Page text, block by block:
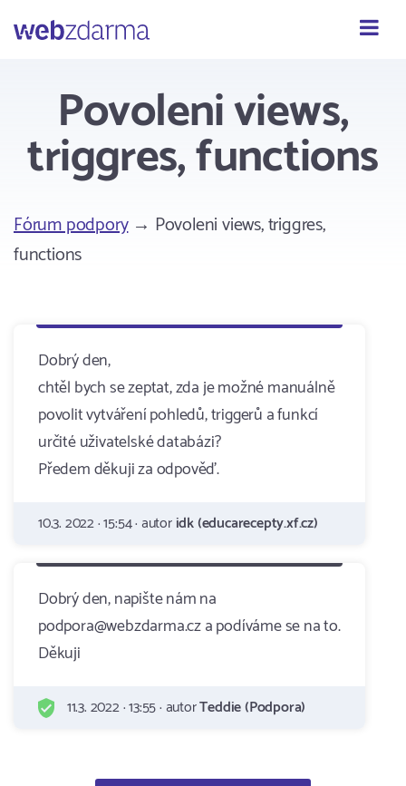
Webzdarma
Povoleni views,
triggres, functions
Fórum podpory→ Povoleni views, triggres,
functions
Dobrý den,
chtěl bych se zeptat, zda je možné manuálně
povolit vytváření pohledů, triggerů a funkcí
určité uživatelské databázi?
Předem děkuji za odpověď.
10.3. 2022 · 15:54 · autoridk (educarecepty.xf.cz)
Dobrý den, napište nám na
podpora@webzdarma.cz a podíváme se na to.
Děkuji
11.3. 2022 · 13:55 · autorTeddie (Podpora)